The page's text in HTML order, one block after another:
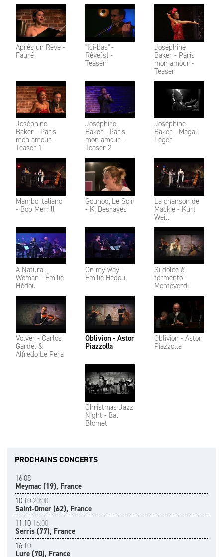
Après un Rêve -
Fauré
"Ici-bas" -
Rêve(s) -
Teaser
Josephine
Baker - Paris
mon amour -
Teaser
Joséphine
Baker - Paris
mon amour -
Teaser 1
Joséphine
Baker - Paris
mon amour -
Teaser 2
Joséphine
Baker - Magali
Léger
Mambo italiano
- Bob Merrill
Gounod, Le Soir
- K. Deshayes
La chanson de
Mackie - Kurt
Weill
A Natural
Woman - Émilie
Hédou
On my way -
Emilie Hédou
Si dolce é'l
tormento -
Monteverdi
Volver - Carlos
Gardel &
Alfredo Le Pera
Oblivion - Astor
Piazzolla
Oblivion - Astor
Piazzolla
Christmas Jazz
Night - Bal
Blomet
PROCHAINS CONCERTS
16.08
Meymac (19), France
10.10 20:00
Saint-Omer (62), France
11.10 16:00
Serris (77), France
16.10
Lure (70), France